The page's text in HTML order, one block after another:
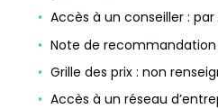
Accès à un conseiller :
Note de recommandation
Grille des prix : non
Accès à un réseau